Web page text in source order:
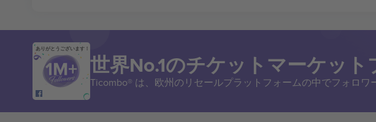
ありがとうございます！
世界No.1のチケットマーケット
Ticombo® は、欧州のリセールプラットフォームの中でフォロ